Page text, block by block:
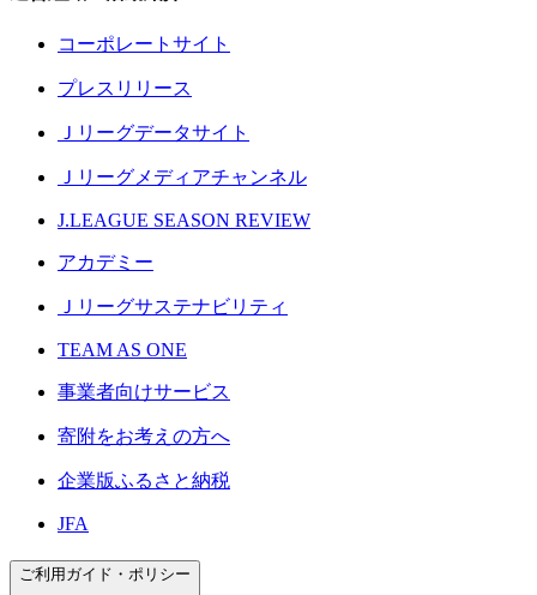
コーポレートサイト
プレスリリース
Ｊリーグデータサイト
Ｊリーグメディアチャンネル
J.LEAGUE SEASON REVIEW
アカデミー
Ｊリーグサステナビリティ
TEAM AS ONE
事業者向けサービス
寄附をお考えの方へ
企業版ふるさと納税
JFA
ご利用ガイド・ポリシー